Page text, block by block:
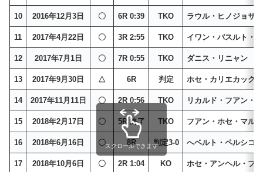
10 2016年12月3日 〇 6R 0:39 TKO ラウル・ヒノジョサ
11 2017年4月22日 〇 3R 2:55 TKO イワン・バスルト・
12 2017年7月1日 〇 7R 0:55 TKO ダニス・リニャン
13 2017年9月30日 △ 6R 判定 ホセ・カリエカック
14 2017年11月11日 〇 2R 0:56 TKO リカルド・フアン・
15 2018年2月17日 〇 5R 終了 TKO フアン・ホセ・マル
16 2018年6月16日 〇 8R 判定3-0 へベルト・ペルシコ
17 2018年10月6日 〇 2R 1:04 KO ホセ・アンヘル・フ
スクロールできます